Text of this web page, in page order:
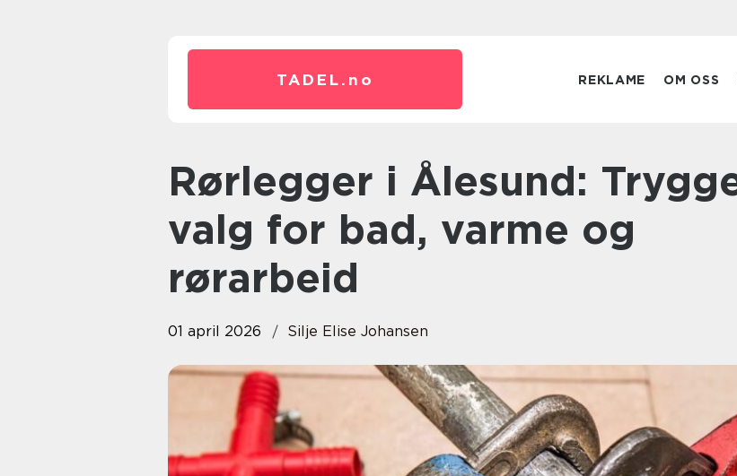
TADEL. no REKLAME OM OSS
Rørlegger i Ålesund: Trygge
valg for bad, varme og
rørarbeid
01 april 2026 Silje Elise Johansen